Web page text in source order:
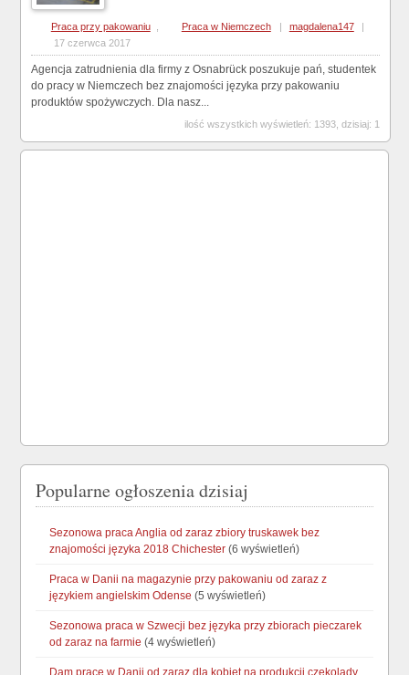
Praca przy pakowaniu Praca w Niemczech | magdalena147
|
17 czerwca 2017
Agencja zatrudnienia dla firmy z Osnabrück poszukuje pań, studentek
do pracy w Niemczech bez znajomości języka przy pakowaniu
produktów spożywczych. Dla nasz...
ilość wszystkich wyświetleń: 1393, dzisiaj: 1
Popularne ogłoszenia dzisiaj
Sezonowa praca Anglia od zaraz zbiory truskawek bez
znajomości języka 2018 Chichester (6 wyświetleń)
Praca w Danii na magazynie przy pakowaniu od zaraz z
językiem angielskim Odense (5 wyświetleń)
Sezonowa praca w Szwecji bez języka przy zbiorach pieczarek
od zaraz na farmie (4 wyświetleń)